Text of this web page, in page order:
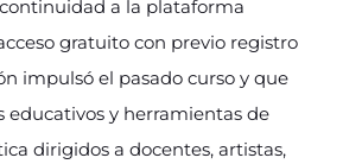
a la plataforma
gratuito con previo registro
impulsó el pasado curso y que
educativos y herramientas de
dirigidos a docentes, artistas,